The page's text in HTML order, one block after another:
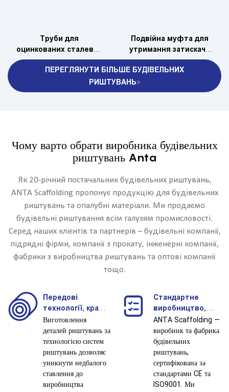
Труби для
оцинкованих сталевих
риштувань 48,3 мм
Подвійна муфта для
утримання затискача
для риштувань
ПЕРЕГЛЯНУТИ БІЛЬШЕ БУДІВЕЛЬНИХ
РИШТУВАНЬ>
Чому варто обрати виробника будівельних
риштувань Anta
Як 20-річний постачальник будівельних риштувань,
ANTA Scaffolding пропонує продукцію для будівельних
риштувань та опалубні матеріали. Ми продаємо
будівельні риштування всім галузям промисловості.
Серед наших клієнтів та партнерів – будівельні компанії,
підрядні фірми, компанії з прокату, інженерні компанії,
фабрики з виробництва риштувань та оптові компанії
тощо.
Передові
технології, краща
продуктивність.
Виготовлення
деталей риштувань за
технологією систем
риштувань дозволяє
уникнути недбалого
ставлення до
виробництва
Стандартне
виробництво,
більш безпечне.
ANTA Scaffolding —
виробник та фабрика
будівельних
риштувань,
сертифікована за
стандартами CE та
ISO9001. Ми